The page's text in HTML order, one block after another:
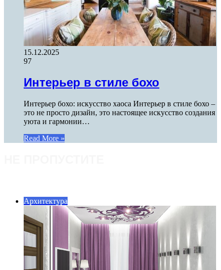
15.12.2025
97
Интерьер в стиле бохо
Интерьер бохо: искусство хаоса Интерьер в стиле бохо –
это не просто дизайн, это настоящее искусство создания
уюта и гармонии…
Read More »
Архитектура